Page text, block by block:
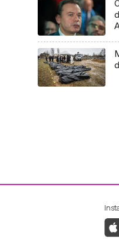
Facebook da
ao Instagram